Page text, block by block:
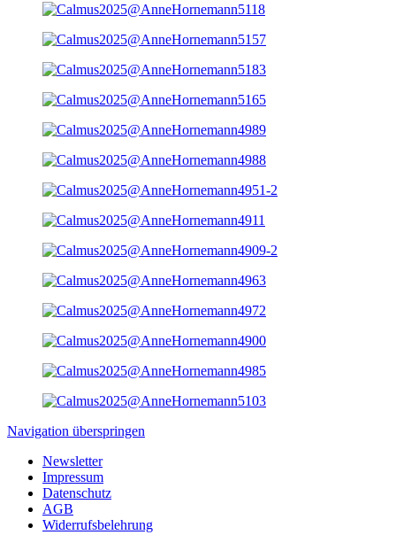
Navigation überspringen
Newsletter
Impressum
Datenschutz
AGB
Widerrufsbelehrung